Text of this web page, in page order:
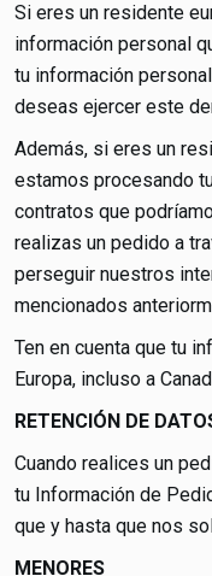
Si eres un residente
información personal
tu información
deseas ejercer este
Además, si eres un
estamos procesando
contratos que
realizas un pedido a
perseguir nuestros
mencionados
Ten en cuenta que tu
Europa, incluso a
RETENCIÓN DE
Cuando realices un
tu Información de
que y hasta que nos
MENORES